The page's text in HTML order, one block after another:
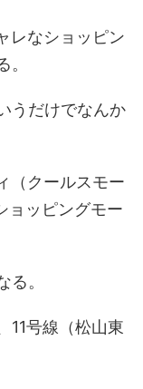
レなショッピン
うだけでなんか
（クールスモー
ョッピングモー
。
11号線（松山東